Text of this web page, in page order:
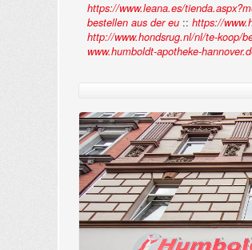
https://www.leana.es/
bestellen aus der eu :: https://
http://www.hondsrug.nl/nl/te-koop/
www.humboldt-apotheke-